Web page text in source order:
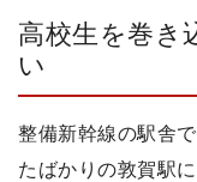
高校生を巻き
い
整備新幹線の駅舎で
たばかりの敦賀駅